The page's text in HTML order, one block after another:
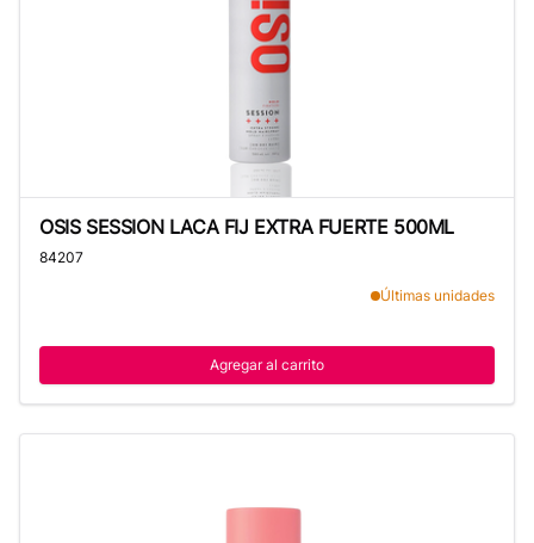
OSIS SESSION LACA FIJ EXTRA FUERTE 500ML
84207
Últimas unidades
Agregar al carrito